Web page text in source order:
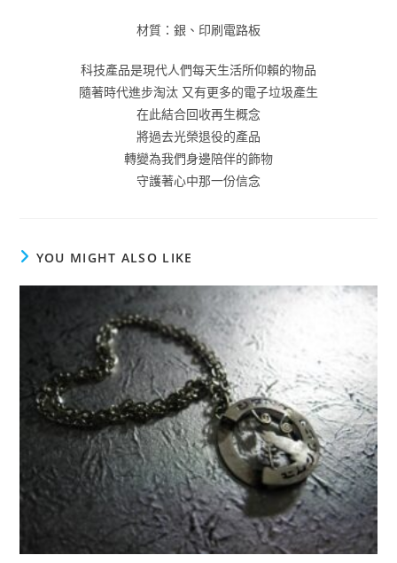
材質：銀、印刷電路板
科技產品是現代人們每天生活所仰賴的物品
隨著時代進步淘汰 又有更多的電子垃圾產生
在此結合回收再生概念
將過去光榮退役的產品
轉變為我們身邊陪伴的飾物
守護著心中那一份信念
YOU MIGHT ALSO LIKE